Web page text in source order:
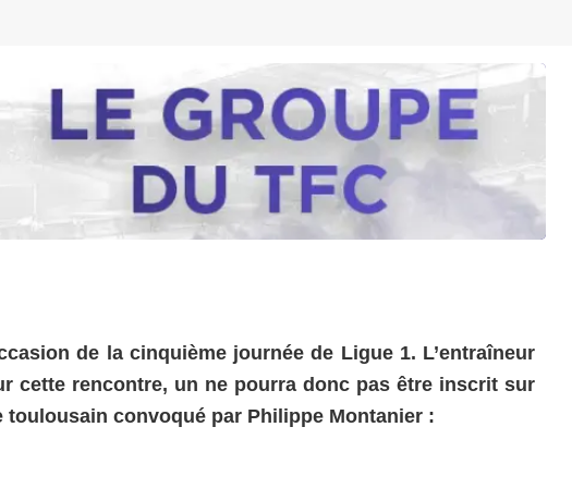
de la cinquième journée de Ligue 1. L’entraîneur
cette rencontre, un ne pourra donc pas être inscrit sur
convoqué par Philippe Montanier :